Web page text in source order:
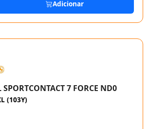
Adicionar
7 FORCE ND0
(103Y)